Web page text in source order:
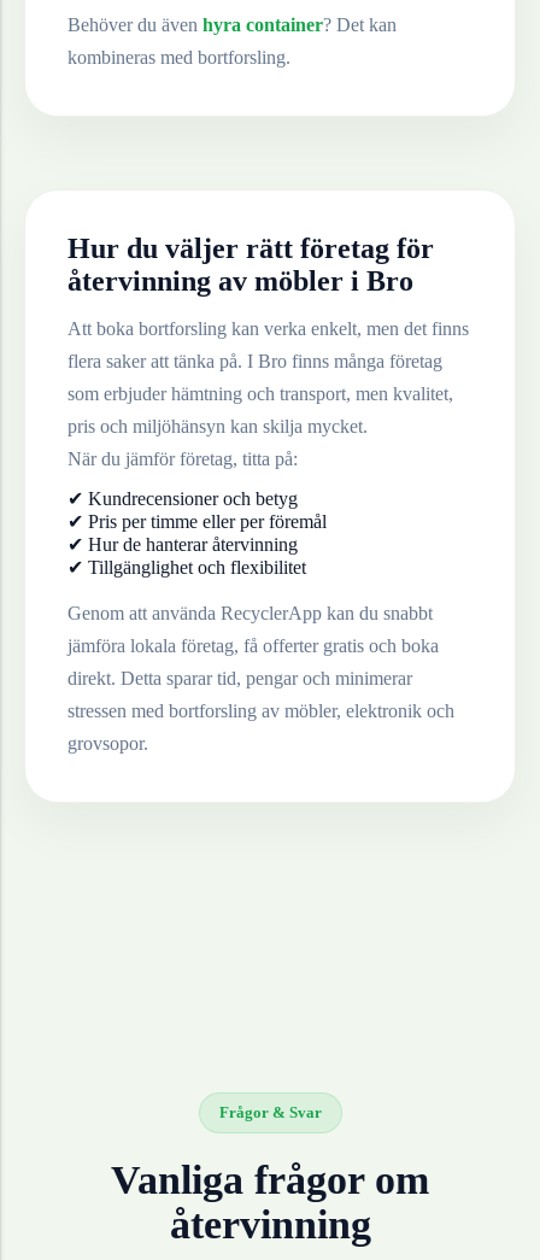
Behöver du även hyra container? Det kan
kombineras med bortforsling.
Hur du väljer rätt företag för
återvinning av möbler i Bro
Att boka bortforsling kan verka enkelt, men det finns
flera saker att tänka på. I Bro finns många företag
som erbjuder hämtning och transport, men kvalitet,
pris och miljöhänsyn kan skilja mycket.
När du jämför företag, titta på:
✔ Kundrecensioner och betyg
✔ Pris per timme eller per föremål
✔ Hur de hanterar återvinning
✔ Tillgänglighet och flexibilitet
Genom att använda RecyclerApp kan du snabbt
jämföra lokala företag, få offerter gratis och boka
direkt. Detta sparar tid, pengar och minimerar
stressen med bortforsling av möbler, elektronik och
grovsopor.
Frågor & Svar
Vanliga frågor om
återvinning